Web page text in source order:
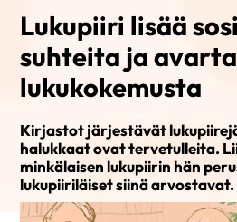
Lukupiiri lisää
suhteita ja
lukukokemusta
Kirjastot järjestävät
halukkaat ovat tervetulleita.
minkälaisen lukupiirin hän
lukupiiriläiset siinä arvostavat.